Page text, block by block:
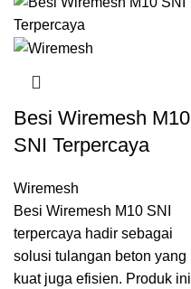
Besi Wiremesh M10
SNI Terpercaya
Wiremesh
Besi Wiremesh M10 SNI
terpercaya hadir sebagai
solusi tulangan beton yang
kuat juga efisien. Produk ini